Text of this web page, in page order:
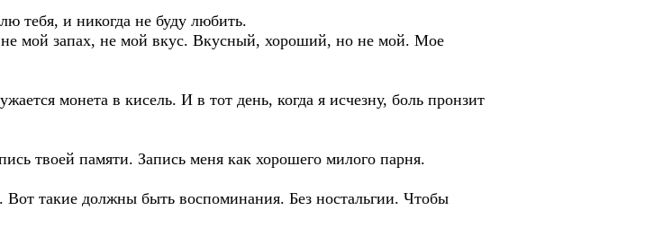
тебя, и никогда не буду любить.
мой запах, не мой вкус. Вкусный, хороший, но не мой. Мое
монета в кисель. И в тот день, когда я исчезну, боль пронзит
твоей памяти. Запись меня как хорошего милого парня.
такие должны быть воспоминания. Без ностальгии. Чтобы